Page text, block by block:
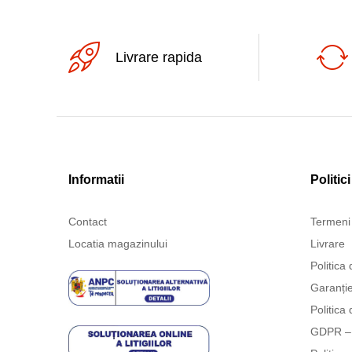
3.3V
40V
5kV
5V
5Vdc
600V
620V
Livrare rapida
Informatii
Contact
Locatia magazinului
Politici
Livrare
Politica
Garanție
Politica
GDPR